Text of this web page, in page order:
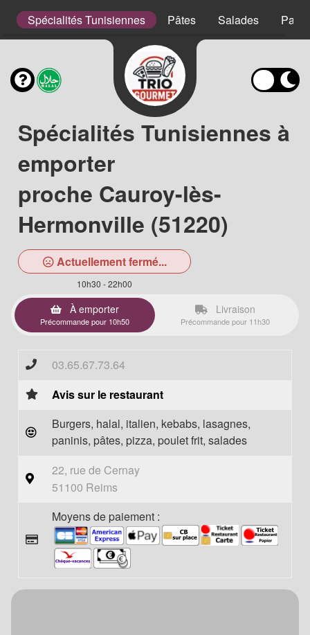
Spécialités Tunisiennes Pâtes Salades
Spécialités Tunisiennes à
emporter
proche Cauroy-lès-
Hermonville (51220)
Actuellement fermé...
10h30 - 22h00
À emporter
Précommande pour 10h50
Livraison
Précommande pour 11h30
03.65.67.73.64
Avis sur le restaurant
Burgers, halal, italien, kebabs, lasagnes,
paninis, pâtes, pizza, poulet frit, salades
22, rue de Cernay
51100 Reims
Moyens de paiement :